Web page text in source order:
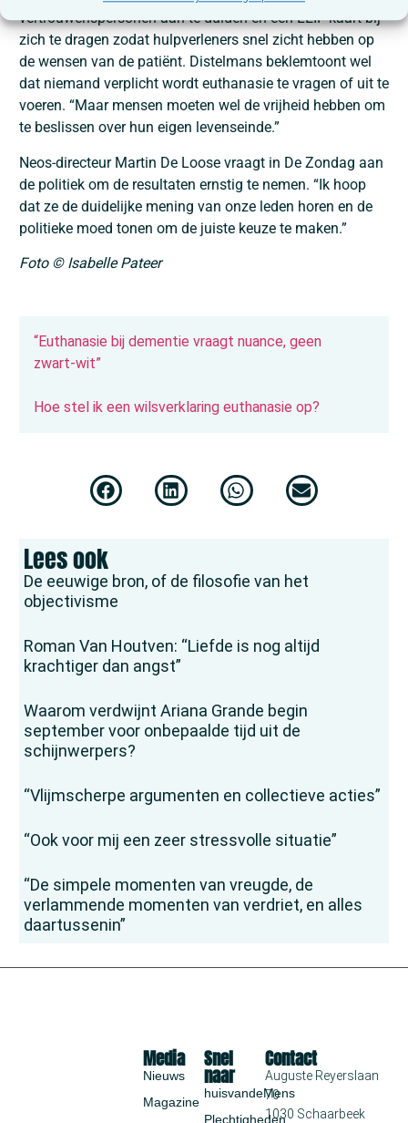
vertrouwenspersonen aan te duiden en een LEIF-kaart bij
zich te dragen zodat hulpverleners snel zicht hebben op
de wensen van de patiënt. Distelmans beklemtoont wel
dat niemand verplicht wordt euthanasie te vragen of uit te
voeren. “Maar mensen moeten wel de vrijheid hebben om
te beslissen over hun eigen levenseinde.”
Neos-directeur Martin De Loose vraagt in De Zondag aan
de politiek om de resultaten ernstig te nemen. “Ik hoop
dat ze de duidelijke mening van onze leden horen en de
politieke moed tonen om de juiste keuze te maken.”
Foto © Isabelle Pateer
“Euthanasie bij dementie vraagt nuance, geen
zwart‑wit”
Hoe stel ik een wilsverklaring euthanasie op?
Lees ook
De eeuwige bron, of de filosofie van het
objectivisme
Roman Van Houtven: “Liefde is nog altijd
krachtiger dan angst”
Waarom verdwijnt Ariana Grande begin
september voor onbepaalde tijd uit de
schijnwerpers?
“Vlijmscherpe argumenten en collectieve acties”
“Ook voor mij een zeer stressvolle situatie”
“De simpele momenten van vreugde, de
verlammende momenten van verdriet, en alles
daartussenin”
Snel
naar
huisvandeMens
Plechtigheden
Media
Nieuws
Magazine
Contact
Auguste Reyerslaan
70
1030 Schaarbeek